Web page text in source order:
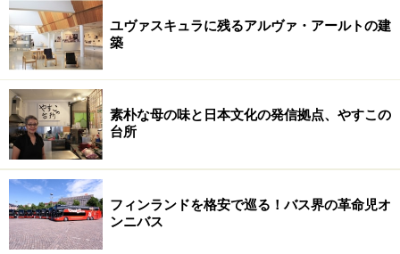
床が心地よく軋む内部空間。天井のイニシ
ャルにも注目
壁や椅子はもちろん、天井から吊るされるキャンドル装飾ま
で木造で、手作りの温もりにあふれている
教会内部もやはり、壁、梁、床や天井はもちろんのこ
と、信者の座る椅子や祭壇、説教台、さらには天井から
下がるキャンドルランプ装飾までが、すべて丁寧に木材
ユヴァスキュラに残るアルヴァ・アールトの建
築
素朴な母の味と日本文化の発信拠点、やすこの
台所
フィンランドを格安で巡る！バス界の革命児オ
ンニバス